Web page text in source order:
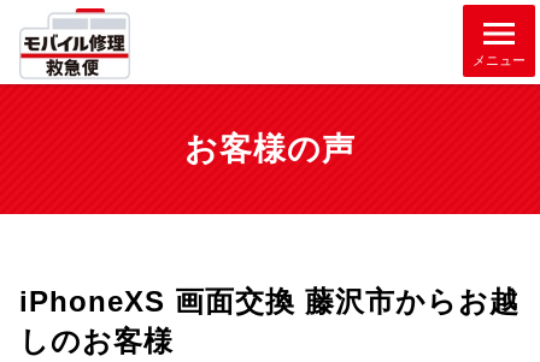
メニュー
お客様の声
iPhoneXS 画面交換 藤沢市からお越
しのお客様